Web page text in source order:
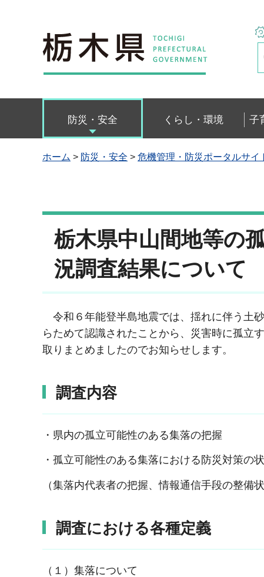
栃木県
防災・安全 くらし・環境 子
ホーム > 防災・安全 > 危機管理・防災ポータルサイ
栃木県中山間地等の
況調査結果について
令和６年能登半島地震では、揺れに伴う土
らためて認識されたことから、災害時に孤立
取りまとめましたのでお知らせします。
調査内容
・県内の孤立可能性のある集落の把握
・孤立可能性のある集落における防災対策の
（集落内代表者の把握、情報通信手段の整備状
調査における各種定義
（１）集落について